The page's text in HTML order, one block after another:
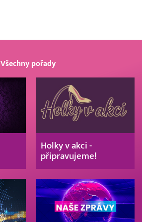
Všechny pořady
Holky v akci -
připravujeme!